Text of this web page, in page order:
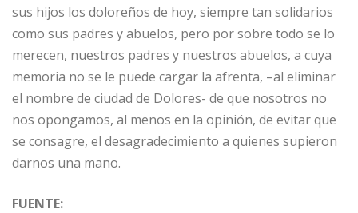
sus hijos los doloreños de hoy, siempre tan solidarios
como sus padres y abuelos, pero por sobre todo se lo
merecen, nuestros padres y nuestros abuelos, a cuya
memoria no se le puede cargar la afrenta, –al eliminar
el nombre de ciudad de Dolores- de que nosotros no
nos opongamos, al menos en la opinión, de evitar que
se consagre, el desagradecimiento a quienes supieron
darnos una mano.
FUENTE: